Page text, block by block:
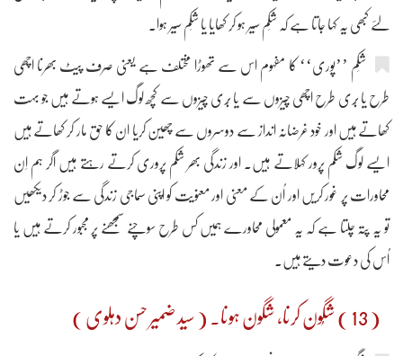
لئے کبھی یہ کہا جاتا ہے کہ شِکم سیر ہو کر کھایا یا شِکم سیر ہوا۔
شِکم ’’پوری‘‘ کا مفہوم اس سے تھوڑا مختلف ہے یعنی صرف پیٹ بھرنا اچھی
طرح یا بُری طرح اچھی چیزوں سے یا بُری چیزوں سے کچھ لوگ ایسے ہوتے ہیں جو بہت
کھاتے ہیں اور خود غرضانہ انداز سے دوسروں سے چھین کریا ان کا حق مار کر کھاتے ہیں
ایسے لوگ شکم پرور کہلاتے ہیں۔ اور زندگی بھر شکم پروری کرتے رہتے ہیں اگر ہم اِن
محاورات پر غور کریں اور اُن کے معنی اور معنویت کو اپنی سماجی زندگی سے جوڑ کر دیکھیں
تو یہ پتہ چلتا ہے کہ یہ معمولی محاورے ہمیں کس طرح سوچنے سمجھنے پر مجبور کرتے ہیں یا
اُس کی دعوت دیتے ہیں۔
( 13 ) شگُون کرنا، شگون ہونا۔ ( سید ضمیر حسن دہلوی )